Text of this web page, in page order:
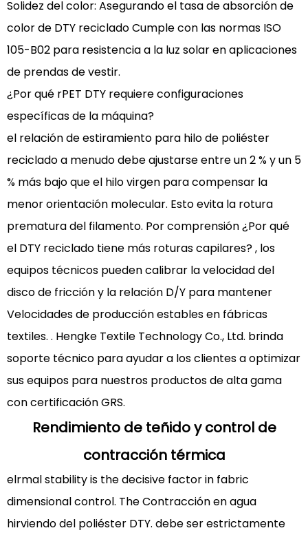
un
olor
diferente
al
del
hilo
4.5
¿Cómo
puedo
verificar
si
hilo
tiene
realmente
la
certificación
GRS?
5
Referencias
técnicas
Solidez del color: Asegurando el tasa de absorción de
color de DTY recicladoCumple con las normas ISO
105-B02 para resistencia a la luz solar en aplicaciones
de prendas de vestir.
¿Por qué rPET DTY requiere configuraciones
específicas de la máquina?
el relación de estiramiento para hilo de poliéster
recicladoa menudo debe ajustarse entre un 2 % y un 5
% más bajo que el hilo virgen para compensar la
menor orientación molecular. Esto evita la rotura
prematura del filamento. Por comprensión¿Por qué
el DTY reciclado tiene más roturas capilares?, los
equipos técnicos pueden calibrar la velocidad del
disco de fricción y la relación D/Y para mantener
Velocidades de producción estables en fábricas
textiles. . Hengke Textile Technology Co., Ltd. brinda
soporte técnico para ayudar a los clientes a optimizar
sus equipos para nuestros productos de alta gama
con certificación GRS.
Rendimiento de teñido y control de
contracción térmica
elrmal stability is the decisive factor in fabric
dimensional control. TheContracción en agua
hirviendo del poliéster DTY. debe ser estrictamente